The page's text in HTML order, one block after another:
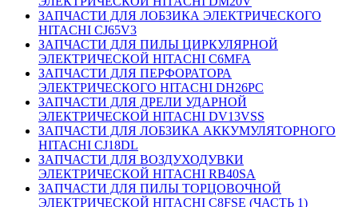
ЗАПЧАСТИ ДЛЯ ЛОБЗИКА ЭЛЕКТРИЧЕСКОГО
HITACHI CJ65V3
ЗАПЧАСТИ ДЛЯ ПИЛЫ ЦИРКУЛЯРНОЙ
ЭЛЕКТРИЧЕСКОЙ HITACHI C6MFA
ЗАПЧАСТИ ДЛЯ ПЕРФОРАТОРА
ЭЛЕКТРИЧЕСКОГО HITACHI DH26PC
ЗАПЧАСТИ ДЛЯ ДРЕЛИ УДАРНОЙ
ЭЛЕКТРИЧЕСКОЙ HITACHI DV13VSS
ЗАПЧАСТИ ДЛЯ ЛОБЗИКА АККУМУЛЯТОРНОГО
HITACHI CJ18DL
ЗАПЧАСТИ ДЛЯ ВОЗДУХОДУВКИ
ЭЛЕКТРИЧЕСКОЙ HITACHI RB40SA
ЗАПЧАСТИ ДЛЯ ПИЛЫ ТОРЦОВОЧНОЙ
ЭЛЕКТРИЧЕСКОЙ HITACHI C8FSE (ЧАСТЬ 1)